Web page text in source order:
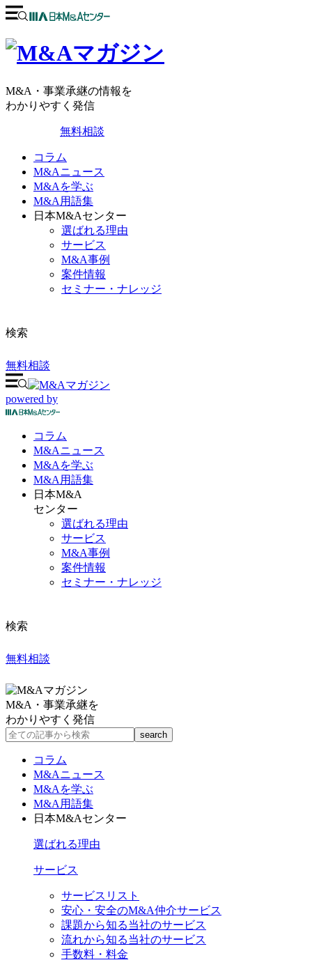
M&A・事業承継の情報を
わかりやすく発信
無料相談
コラム
M&Aニュース
M&Aを学ぶ
M&A用語集
日本M&Aセンター
選ばれる理由
サービス
M&A事例
案件情報
セミナー・ナレッジ
検索
無料相談
powered by
コラム
M&Aニュース
M&Aを学ぶ
M&A 用語集
日本M&A
センター
選ばれる理由
サービス
M&A事例
案件情報
セミナー・ナレッジ
検索
無料相談
M&A・事業承継を
わかりやすく発信
コラム
M&Aニュース
M&Aを学ぶ
M&A用語集
日本M&Aセンター
選ばれる理由
サービス
サービスリスト
安心・安全のM&A仲介サービス
課題から知る当社のサービス
流れから知る当社のサービス
手数料・料金